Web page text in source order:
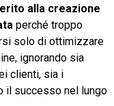
alla creazione
perché troppo
solo di ottimizzare
ignorando sia
clienti, sia i
il successo nel lungo